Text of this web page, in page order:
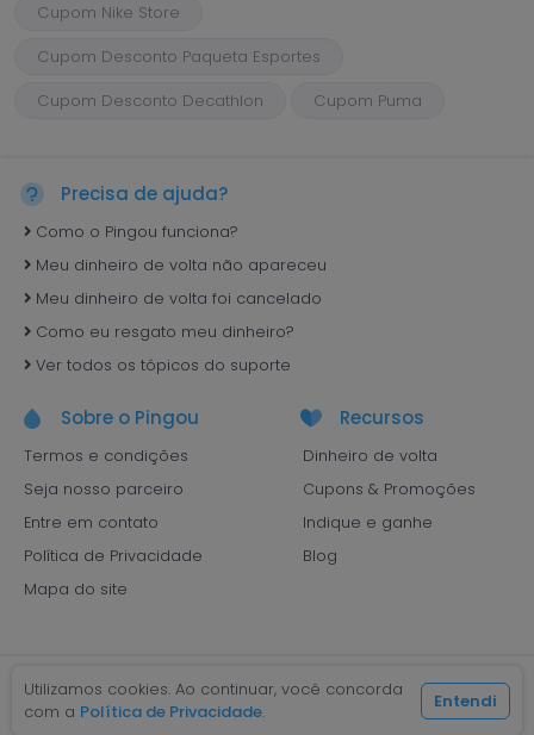
Cupom Nike Store
Cupom Desconto Paqueta Esportes
Cupom Desconto Decathlon
Cupom Puma
Precisa de ajuda?
Como o Pingou funciona?
Meu dinheiro de volta não apareceu
Meu dinheiro de volta foi cancelado
Como eu resgato meu dinheiro?
Ver todos os tópicos do suporte
Sobre o Pingou
Termos e condições
Seja nosso parceiro
Entre em contato
Política de Privacidade
Mapa do site
Recursos
Dinheiro de volta
Cupons & Promoções
Indique e ganhe
Blog
Pingou! Cashback - São Paulo, SP © 2026
Utilizamos cookies. Ao continuar, você concorda
com a Política de Privacidade. Entendi